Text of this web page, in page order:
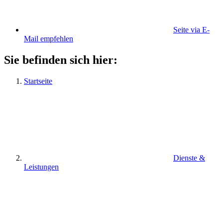
Seite via E-
Mail empfehlen
Sie befinden sich hier:
Startseite
Dienste &
Leistungen